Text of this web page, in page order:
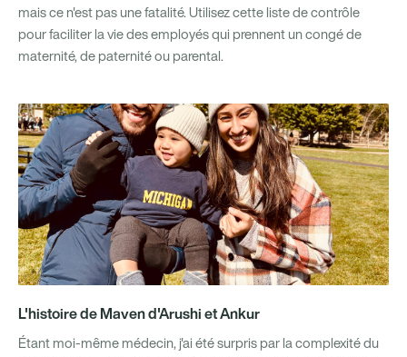
mais ce n'est pas une fatalité. Utilisez cette liste de contrôle
pour faciliter la vie des employés qui prennent un congé de
maternité, de paternité ou parental.
L'histoire de Maven d'Arushi et Ankur
Étant moi-même médecin, j'ai été surpris par la complexité du